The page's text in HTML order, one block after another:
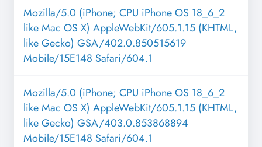
Mozilla/5.0 (iPhone; CPU iPhone OS 18_6_2
like Mac OS X) AppleWebKit/605.1.15 (KHTML,
like Gecko) GSA/402.0.850515619
Mobile/15E148 Safari/604.1
Mozilla/5.0 (iPhone; CPU iPhone OS 18_6_2
like Mac OS X) AppleWebKit/605.1.15 (KHTML,
like Gecko) GSA/403.0.853868894
Mobile/15E148 Safari/604.1